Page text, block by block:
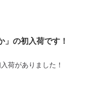
」の初入荷です！
荷がありました！